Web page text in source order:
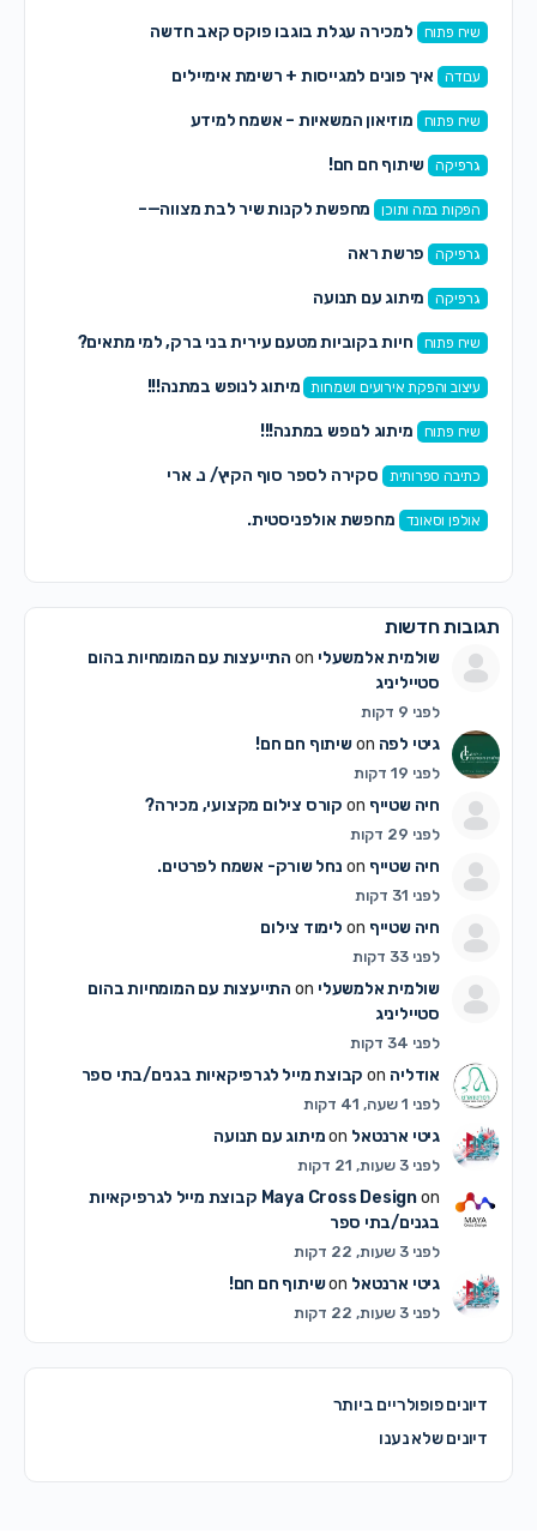
שיח פתוח למכירה עגלת בוגבו פוקס קאב חדשה
עבודה איך פונים למגייסות + רשימת אימיילים
שיח פתוח מוזיאון המשאיות – אשמח למידע
גרפיקה שיתוף חם חם!
הפקות במה ותוכן מחפשת לקנות שיר לבת מצווה—–
גרפיקה פרשת ראה
גרפיקה מיתוג עם תנועה
שיח פתוח חיות בקוביות מטעם עירית בני ברק, למי מתאים?
עיצוב והפקת אירועים ושמחות מיתוג לנופש במתנה!!!
שיח פתוח מיתוג לנופש במתנה!!!
כתיבה ספרותית סקירה לספר סוף הקיץ/ נ. ארי
אולפן וסאונד מחפשת אולפניסטית.
תגובות חדשות
שולמית אלמשעלי
התייעצות עם המומחיות בהום
סטייליניג
לפני 9 דקות
גיטי לפה שיתוף חם חם!
לפני 19 דקות
חיה שטייף קורס צילום מקצועי, מכירה?
לפני 29 דקות
חיה שטייף נחל שורק- אשמח לפרטים.
לפני 31 דקות
חיה שטייף לימוד צילום
לפני 33 דקות
שולמית אלמשעלי
התייעצות עם המומחיות בהום
סטייליניג
לפני 34 דקות
אודליה קבוצת מייל לגרפיקאיות בגנים/בתי ספר
לפני 1 שעה, 41 דקות
גיטי ארנטאל מיתוג עם תנועה
לפני 3 שעות, 21 דקות
Maya Cross Designon
קבוצת מייל לגרפיקאיות
בגנים/בתי ספר
לפני 3 שעות, 22 דקות
גיטי ארנטאל שיתוף חם חם!
לפני 3 שעות, 22 דקות
דיונים פופולריים ביותר
דיונים שלא נענו